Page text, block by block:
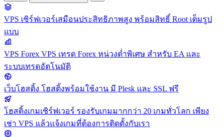
VPS เซิร์ฟเวอร์เสมือนประสิทธิภาพสูง พร้อมสิทธิ์ Root เต็มรูป
แบบ
VPS Forex VPS เทรด Forex หน่วงต่ำพิเศษ สำหรับ EA และ
ระบบเทรดอัตโนมัติ
เว็บโฮสติ้ง โฮสติ้งพร้อมใช้งาน มี Plesk และ SSL ฟรี
โฮสติ้งเกมเซิร์ฟเวอร์ รองรับเกมมากกว่า 20 เกมทั่วโลก เพียง
เช่า VPS แล้วแจ้งเกมที่ต้องการติดตั้งกับเรา